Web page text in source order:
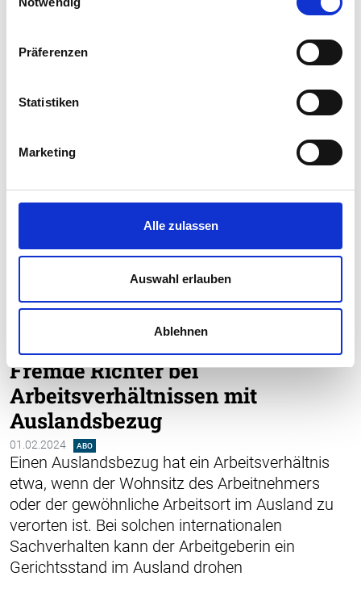
Präferenzen
Statistiken
Marketing
Alle zulassen
Auswahl erlauben
Ablehnen
elektronische Signaturen gesetzt. ­Dabei ist es
elektronischen Signaturen zu unterscheiden und
Fremde Richter bei
Arbeitsverhältnissen mit
Auslandsbezug
01.02.2024 ABO
Einen Auslandsbezug hat ein Arbeitsverhältnis
etwa, wenn der Wohnsitz des ­Arbeitnehmers
oder der gewöhnliche Arbeitsort im Ausland zu
verorten ist. Bei solchen internationalen
Sachverhalten kann der Arbeitgeberin ein
Gerichtsstand im Ausland drohen